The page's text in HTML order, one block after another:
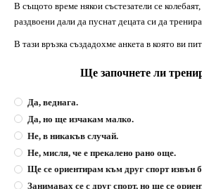
В същото време някои състезатели се
раздвоени дали да пуснат децата си да
В тази връзка създадохме анкета в която ви
Ще започнете ли
Да, веднага.
Да, но ще изчакам малко.
Не, в никакъв случай.
Не, мисля, че е прекалено рано още.
Ще се ориентирам към друг спорт извън
Занимавах се с друг спорт, но ще се